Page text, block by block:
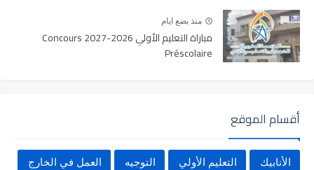
منذ بضع ايام
مباراة التعليم الأولي 2026-2027 Concours
Préscolaire
أقسام الموقع
الأنابيك التعليم الأولي التوجيه العمل في الخارج